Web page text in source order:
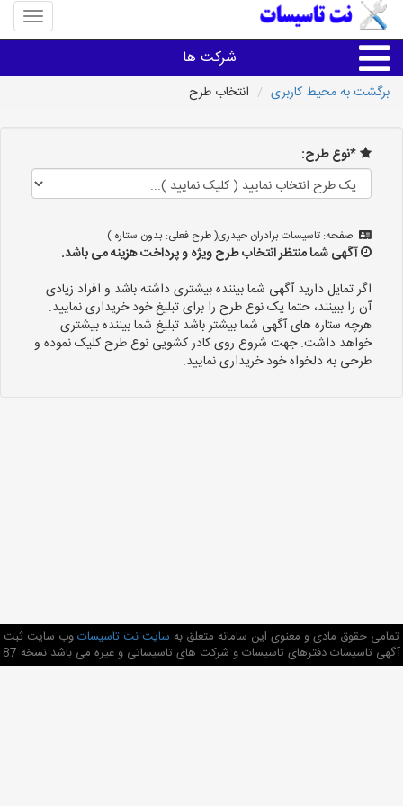
منوی
سایت
شرکت ها
خدمات تاسیسات ساختمان
برگشت به محیط کاربری انتخاب طرح
*نوع طرح:
صفحه: تاسیسات برادران حیدری( طرح فعلی: بدون ستاره )
آگهی شما منتظر انتخاب طرح ویژه و پرداخت هزینه می باشد.
اگر تمایل دارید آگهی شما بیننده بیشتری داشته باشد و افراد زیادی
آن را ببینند، حتما یک نوع طرح را برای تبلیغ خود خریداری نمایید.
هرچه ستاره های آگهی شما بیشتر باشد تبلیغ شما بیننده بیشتری
خواهد داشت. جهت شروع روی کادر کشویی نوع طرح کلیک نموده و
طرحی به دلخواه خود خریداری نمایید.
تمامی حقوق مادی و معنوی این سامانه متعلق به سایت نت تاسیساتوب سایت ثبت
آگهی تاسیسات دفترهای تاسیسات و شرکت های تاسیساتی و غیره می باشد نسخه 87